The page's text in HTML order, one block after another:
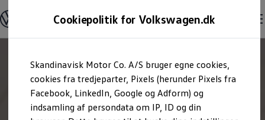
Cookiepolitik for Volkswagen.dk
Skandinavisk Motor Co. A/S bruger egne cookies,
cookies fra tredjeparter, Pixels (herunder Pixels fra
Facebook, LinkedIn, Google og Adform) og
indsamling af persondata om IP, ID og din
hovedindhold
footer
Modeller og konfigurator
Byg din Volkswagen
Alle modeller
Kend din Volkswagen
Erhvervsbiler
Værktøjskassen
ConnectedFleet
Service